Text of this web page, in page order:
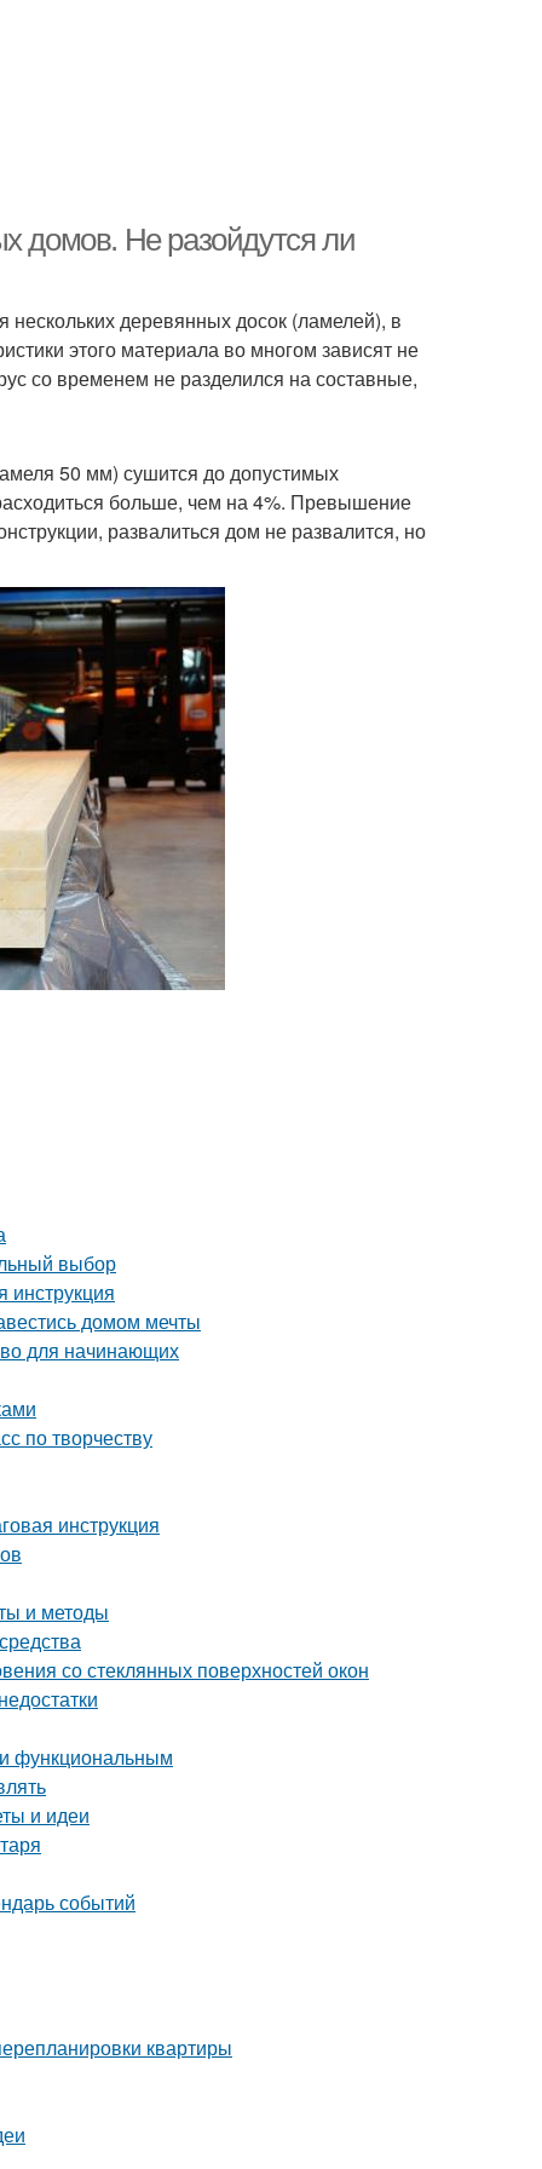
домов. Не разойдутся ли
деревянных досок (ламелей), в
этого материала во многом зависят не
со временем не разделился на составные,
50 мм) сушится до допустимых
больше, чем на 4%. Превышение
развалиться дом не развалится, но
выбор
инструкция
домом мечты
для начинающих
по творчеству
инструкция
и методы
со стеклянных поверхностей окон
функциональным
и идеи
событий
квартиры